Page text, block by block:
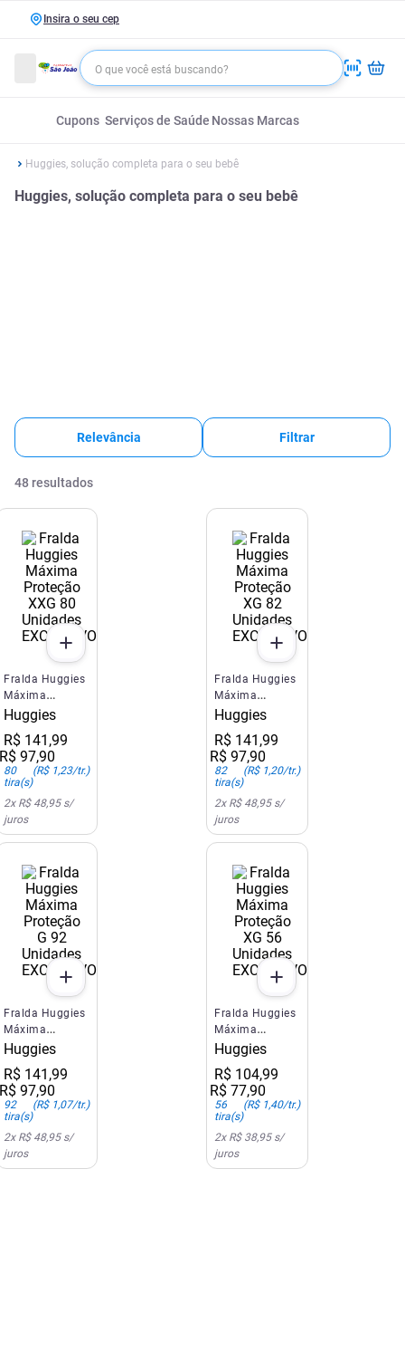
Insira o seu cep
Cupons Serviços de Saúde Nossas Marcas
Huggies, solução completa para o seu bebê
Huggies, solução completa para o seu bebê
Relevância Filtrar
48 resultados
EXCLUSIVO SITE E APP
Fralda Huggies
Máxima
Proteção XXG
Huggies
R$ 141 ,99
R$ 97,90
80
tira(s)
(R$ 1,23/tr.)
2x R$ 48,95s/
juros
EXCLUSIVO SITE E APP
Fralda Huggies
Máxima
Proteção XG 82
Huggies
R$ 141 ,99
R$ 97,90
82
tira(s)
(R$ 1,20/tr.)
2x R$ 48,95s/
juros
EXCLUSIVO SITE E APP
Fralda Huggies
Máxima
Proteção G 92
Huggies
R$ 141 ,99
R$ 97,90
92
tira(s)
(R$ 1,07/tr.)
2x R$ 48,95s/
juros
EXCLUSIVO SITE E APP
Fralda Huggies
Máxima
Proteção XG 56
Huggies
R$ 104,99
R$ 77,90
56
tira(s)
(R$ 1,40/tr.)
2x R$ 38,95s/
juros